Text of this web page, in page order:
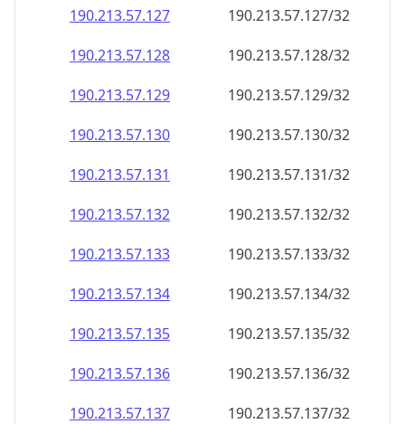
190.213.57.127
190.213.57.127/32
190.213.57.128
190.213.57.128/32
190.213.57.129
190.213.57.129/32
190.213.57.130
190.213.57.130/32
190.213.57.131
190.213.57.131/32
190.213.57.132
190.213.57.132/32
190.213.57.133
190.213.57.133/32
190.213.57.134
190.213.57.134/32
190.213.57.135
190.213.57.135/32
190.213.57.136
190.213.57.136/32
190.213.57.137
190.213.57.137/32